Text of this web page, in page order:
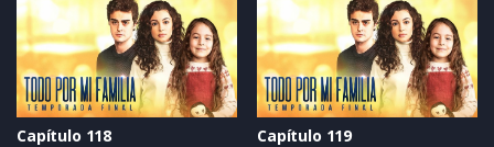
Capítulo 118 Capítulo 119